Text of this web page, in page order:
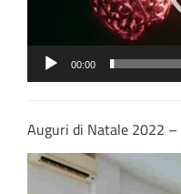
00:00
Auguri di Natale 2022 –